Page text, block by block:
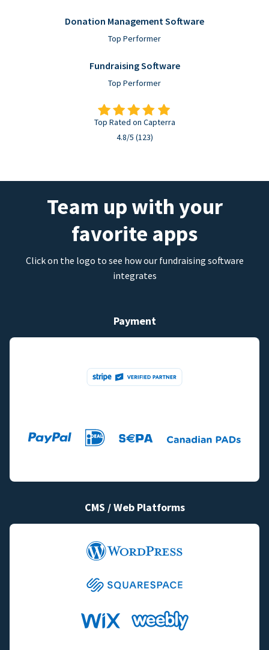
Donation Management Software
Top Performer
Fundraising Software
Top Performer
Top Rated on Capterra
4.8/5 (123)
Team up with your
favorite apps
Click on the logo to see how our fundraising software
integrates
Payment
CMS / Web Platforms